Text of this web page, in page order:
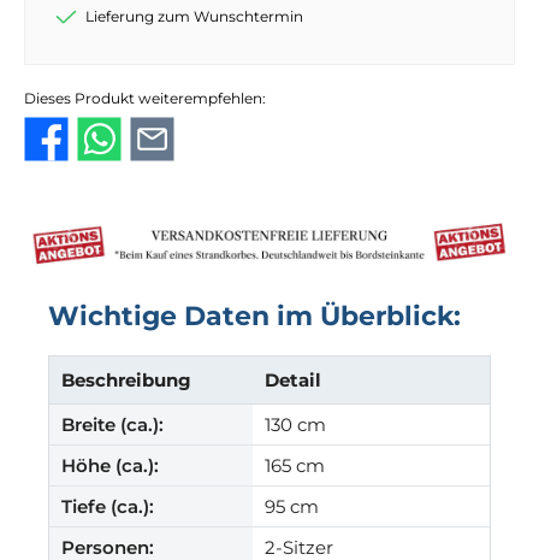
Lieferung zum Wunschtermin
Dieses Produkt weiterempfehlen:
Wichtige Daten im Überblick:
Beschreibung
Detail
Breite (ca.):
130 cm
Höhe (ca.):
165 cm
Tiefe (ca.):
95 cm
Personen:
2-Sitzer